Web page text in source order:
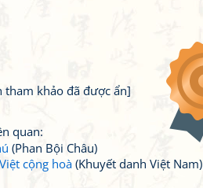
tham khảo đã được ẩn]
quan:
(Phan Bội Châu)
cộng hoà (Khuyết danh Việt Nam)